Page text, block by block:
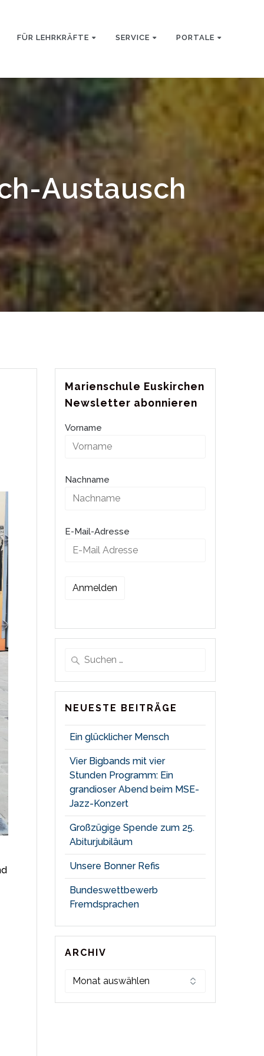
FÜR LEHRKRÄFTE SERVICE PORTALE
Austausch
Marienschule Euskirchen
Newsletter abonnieren
Vorname
Nachname
E-Mail-Adresse
Suche
NEUESTE BEITRÄGE
Ein glücklicher Mensch
Vier Bigbands mit vier
Stunden Programm: Ein
grandioser Abend beim MSE-
Jazz-Konzert
Großzügige Spende zum 25.
Abiturjubiläum
Unsere Bonner Refis
Bundeswettbewerb
Fremdsprachen
ARCHIV
Archiv